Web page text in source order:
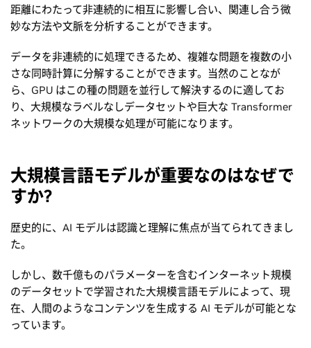
距離にわたって非連続的に相互に影響し合い、関連し合う微
妙な方法や文脈を分析することができます。
データを非連続的に処理できるため、複雑な問題を複数の小
さな同時計算に分解することができます。当然のことなが
ら、GPU はこの種の問題を並行して解決するのに適してお
り、大規模なラベルなしデータセットや巨大な Transformer
ネットワークの大規模な処理が可能になります。
大規模言語モデルが重要なのはなぜで
すか?
歴史的に、AI モデルは認識と理解に焦点が当てられてきまし
た。
しかし、数千億ものパラメーターを含むインターネット規模
のデータセットで学習された大規模言語モデルによって、現
在、人間のようなコンテンツを生成する AI モデルが可能とな
っています。